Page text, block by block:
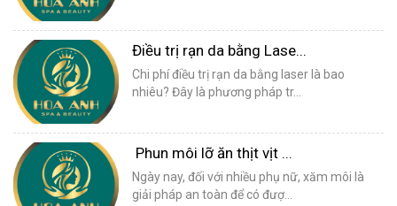
Điều trị rạn da bằng Lase...
Chi phí điều trị rạn da bằng laser là bao
nhiêu? Đây là phương pháp tr...
Phun môi lỡ ăn thịt vịt ...
Ngày nay, đối với nhiều phụ nữ, xăm môi là
giải pháp an toàn để có đượ...